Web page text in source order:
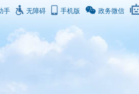
手 无障碍 手机版 政务微信